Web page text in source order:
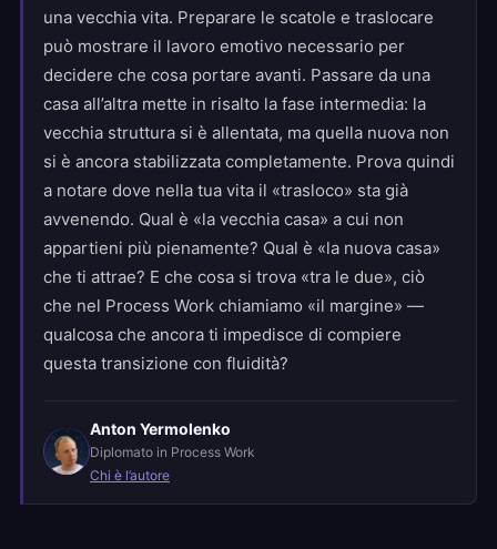
una vecchia vita. Preparare le scatole e traslocare
può mostrare il lavoro emotivo necessario per
decidere che cosa portare avanti. Passare da una
casa all’altra mette in risalto la fase intermedia: la
vecchia struttura si è allentata, ma quella nuova non
si è ancora stabilizzata completamente. Prova quindi
a notare dove nella tua vita il «trasloco» sta già
avvenendo. Qual è «la vecchia casa» a cui non
appartieni più pienamente? Qual è «la nuova casa»
che ti attrae? E che cosa si trova «tra le due», ciò
che nel Process Work chiamiamo «il margine» —
qualcosa che ancora ti impedisce di compiere
questa transizione con fluidità?
Anton Yermolenko
Diplomato in Process Work
Chi è l’autore